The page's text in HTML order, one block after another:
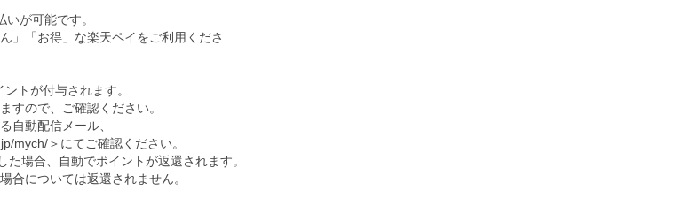
いが可能です。
」「お得」な楽天ペイをご利用くださ
トが付与されます。
ので、ご確認ください。
自動配信メール、
mych/＞にてご確認ください。
場合、自動でポイントが返還されます。
合については返還されません。